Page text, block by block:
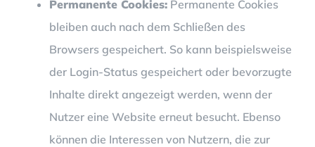
Permanente Cookies: Permanente Cookies
bleiben auch nach dem Schließen des
Browsers gespeichert. So kann beispielsweise
der Login-Status gespeichert oder bevorzugte
Inhalte direkt angezeigt werden, wenn der
Nutzer eine Website erneut besucht. Ebenso
können die Interessen von Nutzern, die zur